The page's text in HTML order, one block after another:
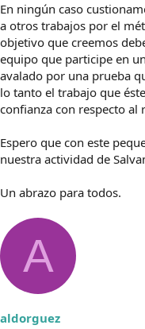
En ningún caso
a otros trabajos por el
objetivo que creemos
equipo que participe en
avalado por una prueba
lo tanto el trabajo que
confianza con respecto al
Espero que con este
nuestra actividad de
Un abrazo para todos.
A
aldorguez